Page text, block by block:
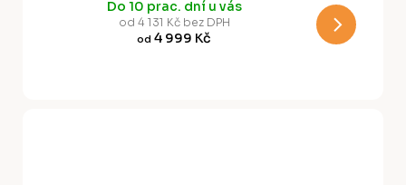
M
stylu Vintage na světlém pozadí
Do 10 prac. dní u vás
od 4 131 Kč bez DPH
od 4 999 Kč